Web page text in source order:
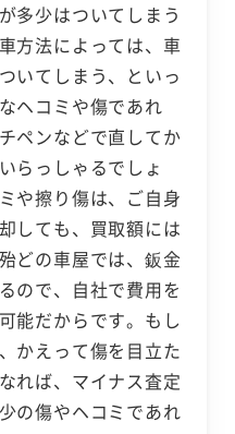
多少はついてしまう
方法によっては、車
いてしまう、といっ
ヘコミや傷であれ
ペンなどで直してか
らっしゃるでしょ
や擦り傷は、ご自身
しても、買取額には
どの車屋では、鈑金
ので、自社で費用を
能だからです。もし
かえって傷を目立た
れば、マイナス査定
の傷やヘコミであれ